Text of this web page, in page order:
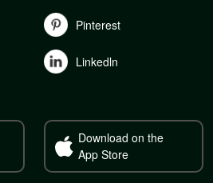
Pinterest
Linkedln
Download on the
App Store